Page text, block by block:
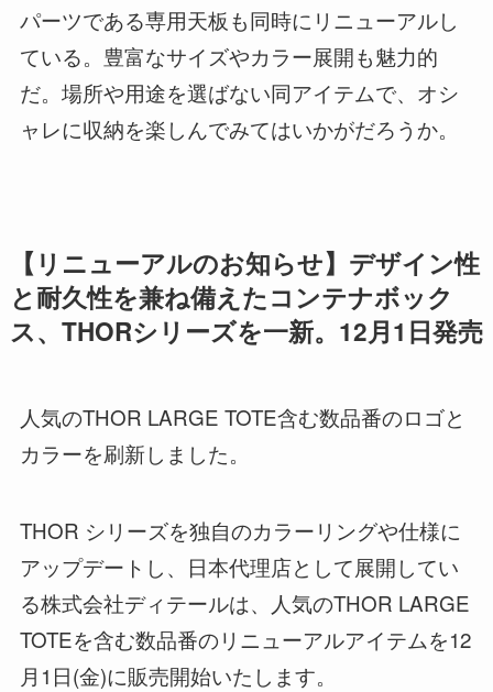
パーツである専用天板も同時にリニューアルし
ている。豊富なサイズやカラー展開も魅力的
だ。場所や用途を選ばない同アイテムで、オシ
ャレに収納を楽しんでみてはいかがだろうか。
【リニューアルのお知らせ】デザイン性
と耐久性を兼ね備えたコンテナボック
ス、THORシリーズを一新。12月1日発売
人気のTHOR LARGE TOTE含む数品番のロゴと
カラーを刷新しました。
THOR シリーズを独自のカラーリングや仕様に
アップデートし、日本代理店として展開してい
る株式会社ディテールは、人気のTHOR LARGE
TOTEを含む数品番のリニューアルアイテムを12
月1日(金)に販売開始いたします。